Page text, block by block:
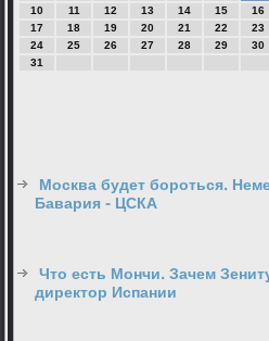
10
11 12 13 14 15
16
17
18 19 20 21 22
23
24
25 26 27 28 29
30
31
Москва будет бороться.
Бавария - ЦСКА
Что есть Мончи. Зачем
директор Испании